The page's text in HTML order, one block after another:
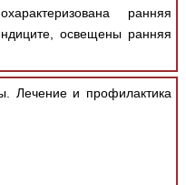
ранняя
освещены ранняя
Лечение и профилактика